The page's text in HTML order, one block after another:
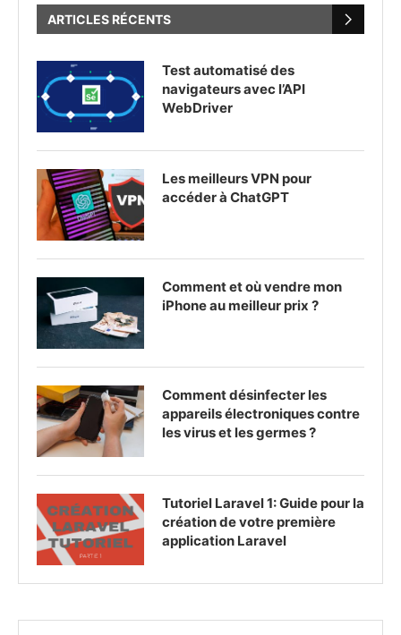
ARTICLES RÉCENTS
Test automatisé des
navigateurs avec l’API
WebDriver
Les meilleurs VPN pour
accéder à ChatGPT
Comment et où vendre mon
iPhone au meilleur prix ?
Comment désinfecter les
appareils électroniques contre
les virus et les germes ?
Tutoriel Laravel 1: Guide pour la
création de votre première
application Laravel